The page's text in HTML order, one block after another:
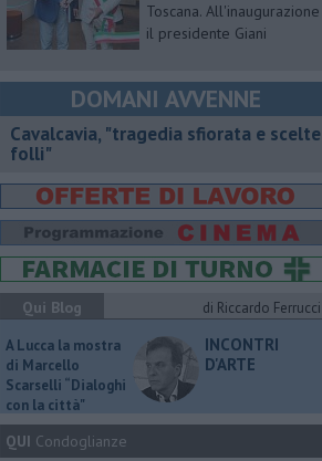
Toscana. All'inaugurazione
il presidente Giani
DOMANI AVVENNE
Cavalcavia, "tragedia sfiorata e scelte
folli"
Qui Blog
di Riccardo Ferrucci
A Lucca la mostra
di Marcello
Scarselli “Dialoghi
con la città"
INCONTRI
D'ARTE
QUI Condoglianze